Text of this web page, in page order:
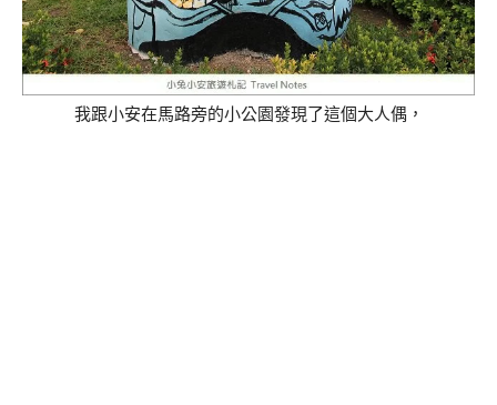
我跟小安在馬路旁的小公園發現了這個大人偶，